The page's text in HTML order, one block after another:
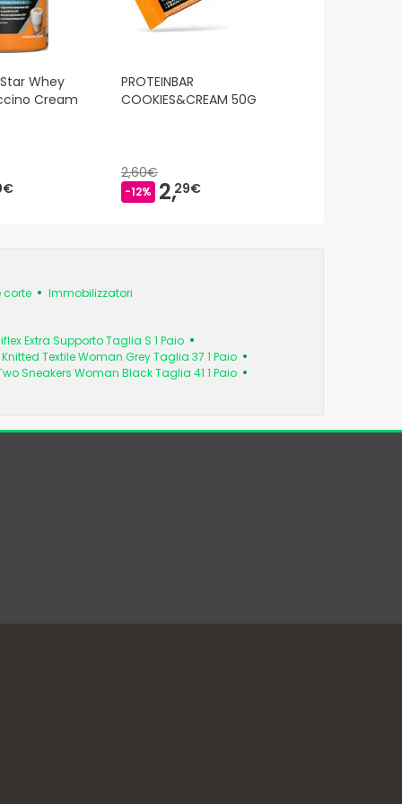
Whey
Cream
PROTEINBAR
COOKIES&CREAM 50G
2,60€
-12% 2,29€
corte Immobilizzatori
Extra Supporto Taglia S 1 Paio
Textile Woman Grey Taglia 37 1 Paio
Sneakers Woman Black Taglia 41 1 Paio